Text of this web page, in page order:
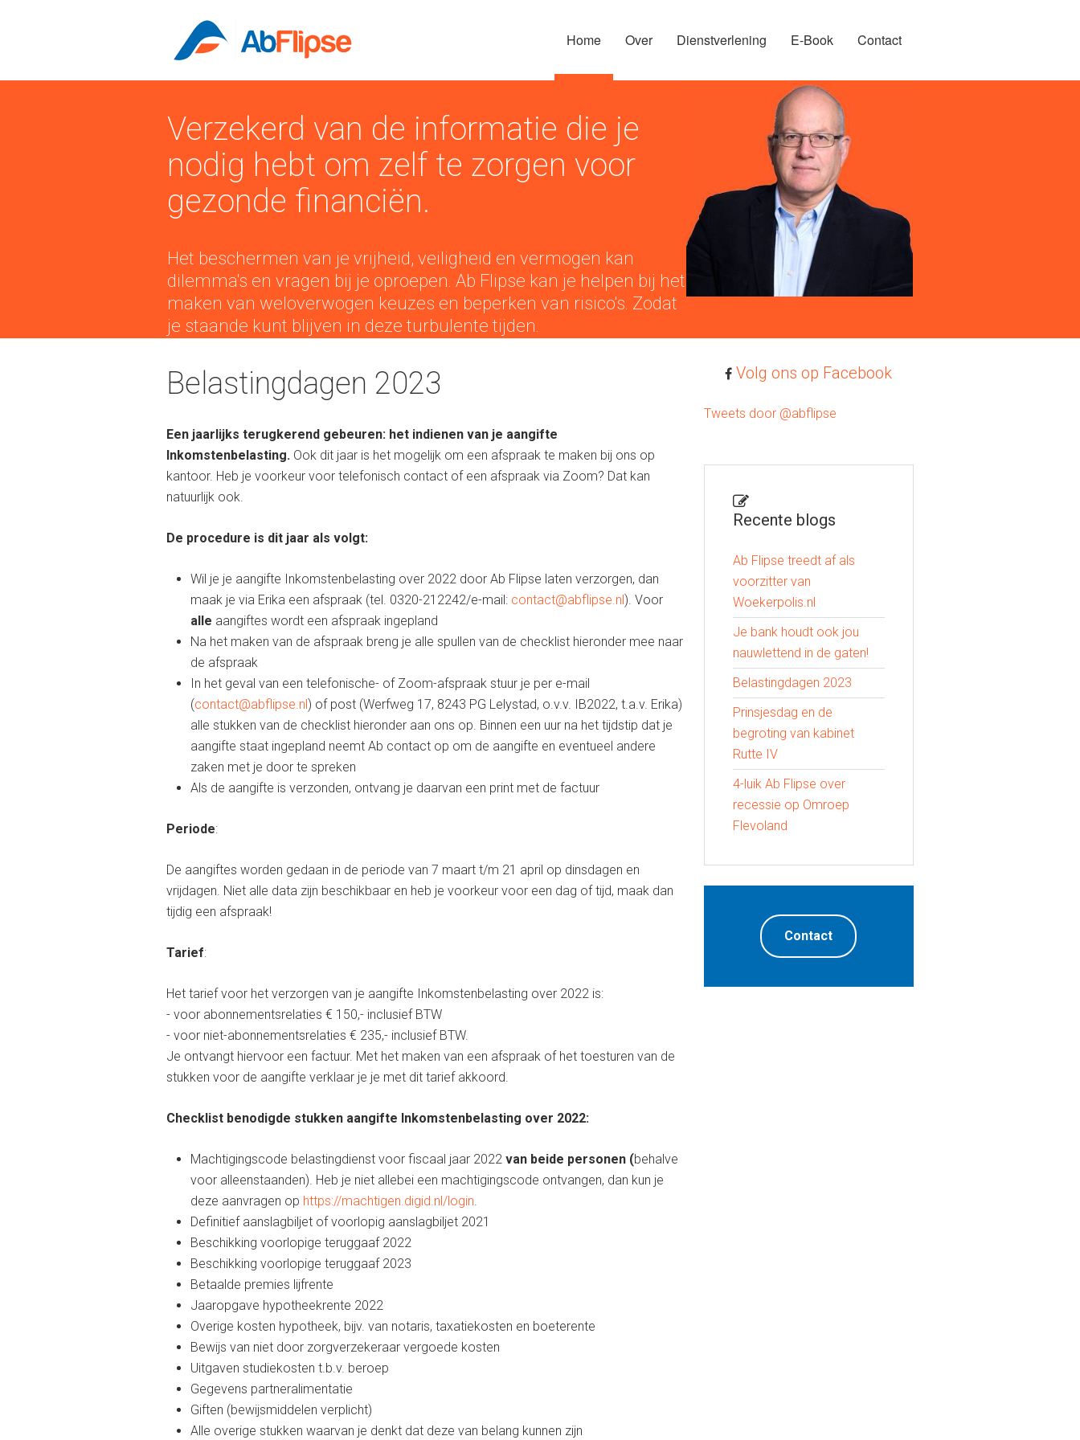
Home Over Dienstverlening E-Book Contact
Verzekerd van de informatie die je
nodig hebt om zelf te zorgen voor
gezonde financiën.
Het beschermen van je vrijheid, veiligheid en vermogen kan
dilemma's en vragen bij je oproepen. Ab Flipse kan je helpen bij het
maken van weloverwogen keuzes en beperken van risico's. Zodat
je staande kunt blijven in deze turbulente tijden.
Belastingdagen 2023
Een jaarlijks terugkerend gebeuren: het indienen van je aangifte
Inkomstenbelasting. Ook dit jaar is het mogelijk om een afspraak te maken bij ons op
kantoor. Heb je voorkeur voor telefonisch contact of een afspraak via Zoom? Dat kan
natuurlijk ook.
De procedure is dit jaar als volgt:
Wil je je aangifte Inkomstenbelasting over 2022 door Ab Flipse laten verzorgen, dan
maak je via Erika een afspraak (tel. 0320-212242/e-mail: contact@abflipse.nl). Voor
alle aangiftes wordt een afspraak ingepland
Na het maken van de afspraak breng je alle spullen van de checklist hieronder mee naar
de afspraak
In het geval van een telefonische- of Zoom-afspraak stuur je per e-mail
(contact@abflipse.nl) of post (Werfweg 17, 8243 PG Lelystad, o.v.v. IB2022, t.a.v. Erika)
alle stukken van de checklist hieronder aan ons op. Binnen een uur na het tijdstip dat je
aangifte staat ingepland neemt Ab contact op om de aangifte en eventueel andere
zaken met je door te spreken
Als de aangifte is verzonden, ontvang je daarvan een print met de factuur
Periode:
De aangiftes worden gedaan in de periode van 7 maart t/m 21 april op dinsdagen en
vrijdagen. Niet alle data zijn beschikbaar en heb je voorkeur voor een dag of tijd, maak dan
tijdig een afspraak!
Tarief:
Het tarief voor het verzorgen van je aangifte Inkomstenbelasting over 2022 is:
- voor abonnementsrelaties € 150,- inclusief BTW
- voor niet-abonnementsrelaties € 235,- inclusief BTW.
Je ontvangt hiervoor een factuur. Met het maken van een afspraak of het toesturen van de
stukken voor de aangifte verklaar je je met dit tarief akkoord.
Checklist benodigde stukken aangifte Inkomstenbelasting over 2022:
Machtigingscode belastingdienst voor fiscaal jaar 2022 van beide personen (behalve
voor alleenstaanden). Heb je niet allebei een machtigingscode ontvangen, dan kun je
deze aanvragen op https://machtigen.digid.nl/login.
Definitief aanslagbiljet of voorlopig aanslagbiljet 2021
Beschikking voorlopige teruggaaf 2022
Beschikking voorlopige teruggaaf 2023
Betaalde premies lijfrente
Jaaropgave hypotheekrente 2022
Overige kosten hypotheek, bijv. van notaris, taxatiekosten en boeterente
Bewijs van niet door zorgverzekeraar vergoede kosten
Uitgaven studiekosten t.b.v. beroep
Gegevens partneralimentatie
Giften (bewijsmiddelen verplicht)
Alle overige stukken waarvan je denkt dat deze van belang kunnen zijn
Volg ons op Facebook
Tweets door @abflipse
Recente blogs
Ab Flipse treedt af als
voorzitter van
Woekerpolis.nl
Je bank houdt ook jou
nauwlettend in de gaten!
Belastingdagen 2023
Prinsjesdag en de
begroting van kabinet
Rutte IV
4-luik Ab Flipse over
recessie op Omroep
Flevoland
Contact